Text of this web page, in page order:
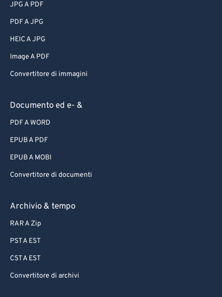
JPG A PDF
PDF A JPG
HEIC A JPG
Image A PDF
Convertitore di immagini
Documento ed e- &
PDF A WORD
EPUB A PDF
EPUB A MOBI
Convertitore di documenti
Archivio & tempo
RAR A Zip
PST A EST
CST A EST
Convertitore di archivi